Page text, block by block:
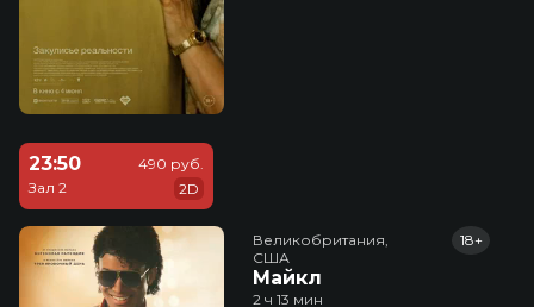
23:50
Зал 2
490 руб.
2D
Великобритания,
США
Майкл
18+
2 ч 13 мин